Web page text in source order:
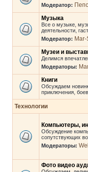
Модератор: Пепс
Музыка
Все о музыке,
деятельности,
Модератор: Mar-
Музеи и
Делимся
Модераторы:
Книги
Обсуждаем
приключения,
Технологии
Компьютеры,
Обсуждение
сопутствующих
Модераторы:
Фото видео